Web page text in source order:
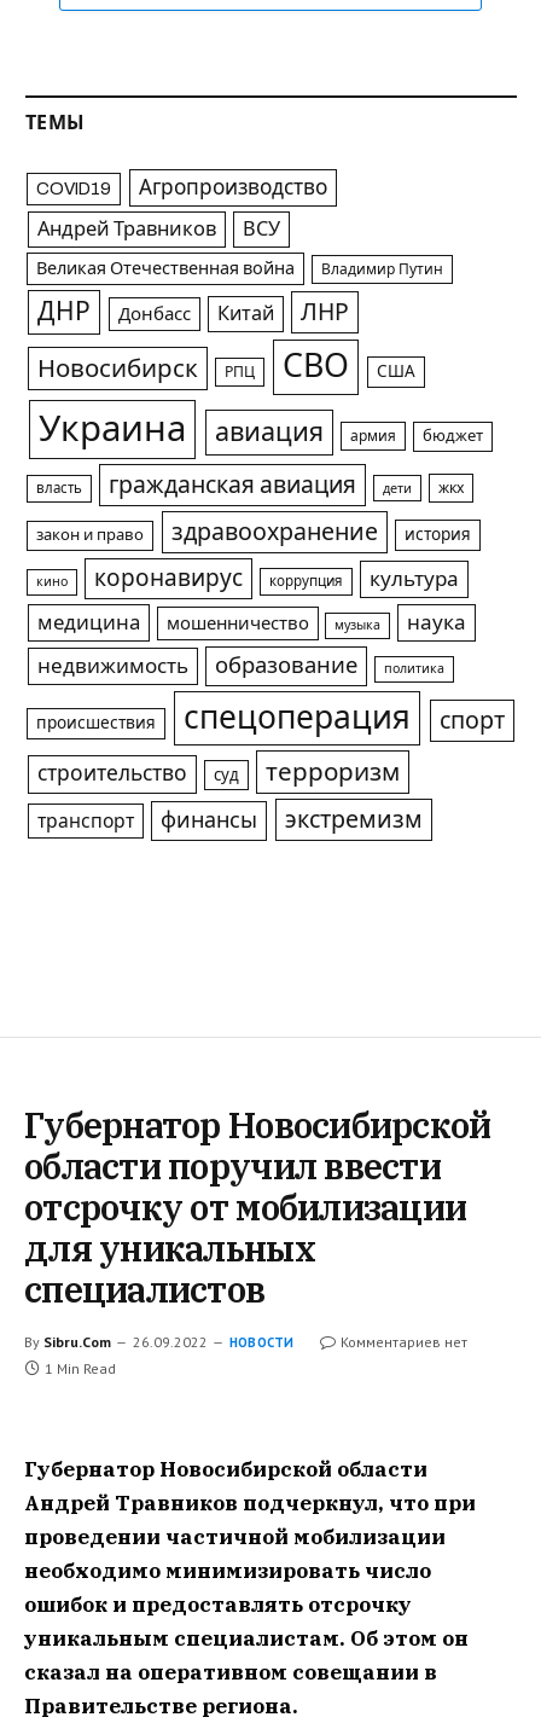
ТЕМЫ
COVID19 Агропроизводство
Андрей Травников ВСУ
Великая Отечественная война Владимир Путин
ДНР Донбасс Китай ЛНР
Новосибирск РПЦ СВО США
Украина авиация армия бюджет
власть гражданская авиация дети жкх
закон и право здравоохранение история
кино коронавирус коррупция
культура
медицина
мошенничество музыка
наука
недвижимость
образование политика
происшествия спецоперация спорт
строительство суд терроризм
транспорт финансы экстремизм
Губернатор Новосибирской
области поручил ввести
отсрочку от мобилизации
для уникальных
специалистов
By Sibru.Com 26.09.2022 НОВОСТИ
Комментариев нет
1 Min Read
Губернатор Новосибирской области
Андрей Травников подчеркнул, что при
проведении частичной мобилизации
необходимо минимизировать число
ошибок и предоставлять отсрочку
уникальным специалистам. Об этом он
сказал на оперативном совещании в
Правительстве региона.